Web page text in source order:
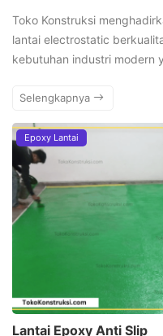
Toko Konstruksi
lantai electrostatic
kebutuhan industri modern
Selengkapnya
Epoxy Lantai
Lantai Epoxy Anti Slip